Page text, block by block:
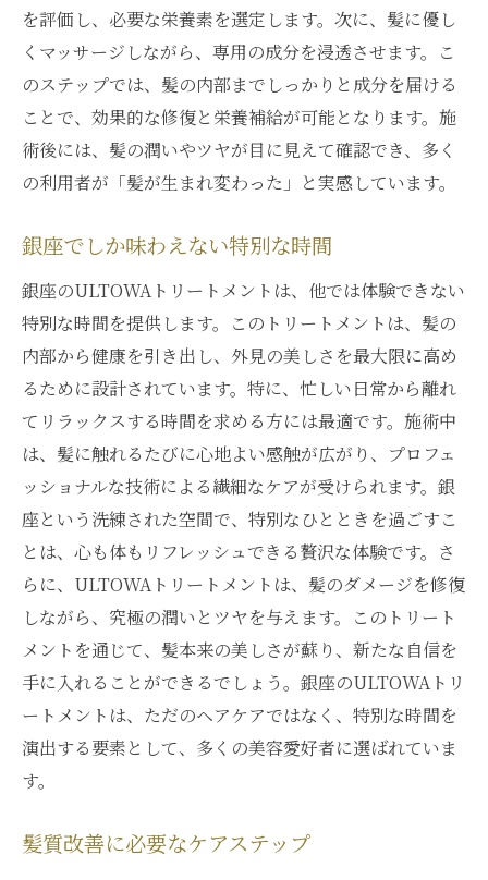
を評価し、必要な栄養素を選定します。次に、髪に優し
くマッサージしながら、専用の成分を浸透させます。こ
のステップでは、髪の内部までしっかりと成分を届ける
ことで、効果的な修復と栄養補給が可能となります。施
術後には、髪の潤いやツヤが目に見えて確認でき、多く
の利用者が「髪が生まれ変わった」と実感しています。
銀座でしか味わえない特別な時間
銀座のULTOWAトリートメントは、他では体験できない
特別な時間を提供します。このトリートメントは、髪の
内部から健康を引き出し、外見の美しさを最大限に高め
るために設計されています。特に、忙しい日常から離れ
てリラックスする時間を求める方には最適です。施術中
は、髪に触れるたびに心地よい感触が広がり、プロフェ
ッショナルな技術による繊細なケアが受けられます。銀
座という洗練された空間で、特別なひとときを過ごすこ
とは、心も体もリフレッシュできる贅沢な体験です。さ
らに、ULTOWAトリートメントは、髪のダメージを修復
しながら、究極の潤いとツヤを与えます。このトリート
メントを通じて、髪本来の美しさが蘇り、新たな自信を
手に入れることができるでしょう。銀座のULTOWAトリ
ートメントは、ただのヘアケアではなく、特別な時間を
演出する要素として、多くの美容愛好者に選ばれていま
す。
髪質改善に必要なケアステップ